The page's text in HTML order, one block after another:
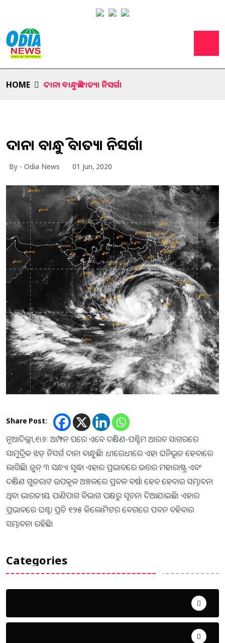
HOME ଦାନା ବାନ୍ଧୁଛି ବାତ୍ୟା ନିସର୍ଗ।
ଦାନା ବାନ୍ଧୁଛି ବାତ୍ୟା ନିସର୍ଗ।
By - Odia News 01 Jun, 2020
Share Post:
ନୂଆଦିଲ୍ଲୀ,୧।୬: ଅମ୍ଫନ ପରେ ଏବେ ଦକ୍ଷିଣ-ପଶ୍ଚିମ ଆରବ ସାଗରରେ
ସାମୁଦ୍ରିକ ଝଡ଼ ନିସର୍ଗ ଦାନା ବାନ୍ଧୁଛି। ଧୀରେଧୀରେ ଏହା ଘନିଭୂତ ହେବାରେ
ଲାଗିଛି। ଜୁନ୍‌ ୩ ସନ୍ଧ୍ୟା ସୁଦ୍ଧା ଏହାର ପ୍ରଭାବରେ ଉତ୍ତର ମହାରାଷ୍ଟ୍ର ଏବଂ
ଦକ୍ଷିଣ ଗୁଜରାଟ ଉପକୂଳ ଅଞ୍ଚଳରେ ପ୍ରବଳ ବର୍ଷା ହେବ ହେବାର ସମ୍ଭାବନା
ଥିବା ଭାରତୀୟ ପାଣିପାଗ ବିଭାଗ ପକ୍ଷରୁ ସୂଚନା ଦିଆଯାଇଛି। ଏହାର
ପ୍ରଭାବରେ ଘଣ୍ଟା ପ୍ରତି ୧୨୫ କିଲୋମିଟର ବେଗରେ ପବନ ବହିବାର
ସମ୍ଭାବନା ରହିଛି।
Categories